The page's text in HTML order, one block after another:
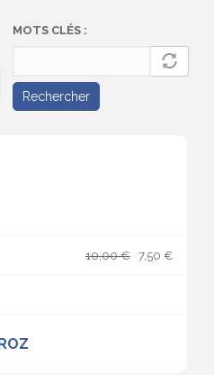
MOTS CLÉS :
Rechercher
10,00 € 7,50 €